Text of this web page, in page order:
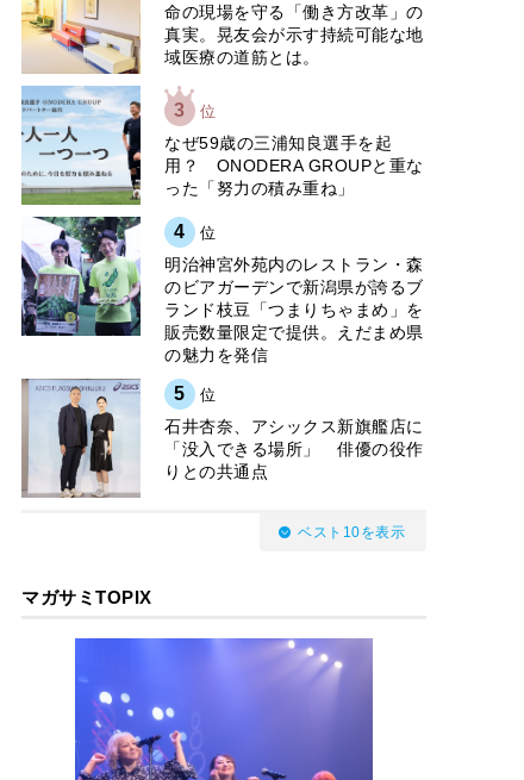
​命の現場を守る「働き方改革」の
真実。晃友会が示す持続可能な地
域医療の道筋とは。
3 位
なぜ59歳の三浦知良選手を起
用？ ONODERA GROUPと重な
った「努力の積み重ね」
4 位
明治神宮外苑内のレストラン・森
のビアガーデンで新潟県が誇るブ
ランド枝豆「つまりちゃまめ」を
販売数量限定で提供。えだまめ県
の魅力を発信
5 位
石井杏奈、アシックス新旗艦店に
「没入できる場所」 俳優の役作
りとの共通点
ベスト10を表示
マガサミTOPIX